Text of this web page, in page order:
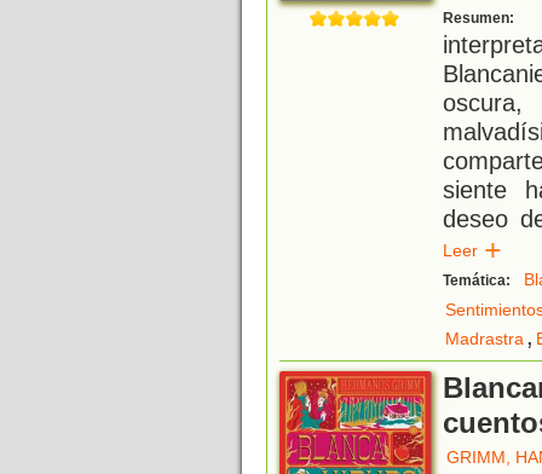
Resumen:
siente
deseo
Leer
Temática:
Madrastra,
GRIMM,